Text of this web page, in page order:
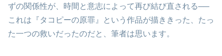
ずの関係性が、時間と意志によって再び結び直される──
これは『タコピーの原罪』という作品が描ききった、たっ
た一つの救いだったのだと、筆者は思います。